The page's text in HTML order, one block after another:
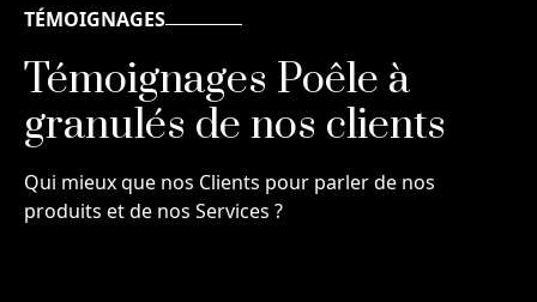
TÉMOIGNAGES
Témoignages Poêle à
granulés de nos clients
Qui mieux que nos Clients pour parler de nos
produits et de nos Services ?